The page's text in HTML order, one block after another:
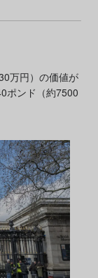
万円）の価値が
ポンド（約7500